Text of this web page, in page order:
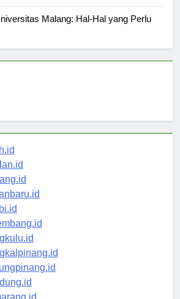
Malang: Hal-Hal yang Perlu